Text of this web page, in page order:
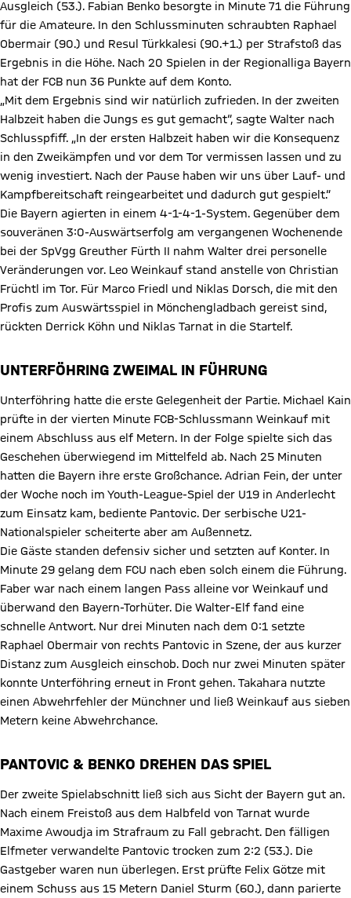
Ausgleich (53.). Fabian Benko besorgte in Minute 71 die Führung
für die Amateure. In den Schlussminuten schraubten Raphael
Obermair (90.) und Resul Türkkalesi (90.+1.) per Strafstoß das
Ergebnis in die Höhe. Nach 20 Spielen in der Regionalliga Bayern
hat der FCB nun 36 Punkte auf dem Konto.
„Mit dem Ergebnis sind wir natürlich zufrieden. In der zweiten
Halbzeit haben die Jungs es gut gemacht“, sagte Walter nach
Schlusspfiff. „In der ersten Halbzeit haben wir die Konsequenz
in den Zweikämpfen und vor dem Tor vermissen lassen und zu
wenig investiert. Nach der Pause haben wir uns über Lauf- und
Kampfbereitschaft reingearbeitet und dadurch gut gespielt.“
Die Bayern agierten in einem 4-1-4-1-System. Gegenüber dem
souveränen 3:0-Auswärtserfolg am vergangenen Wochenende
bei der SpVgg Greuther Fürth II nahm Walter drei personelle
Veränderungen vor. Leo Weinkauf stand anstelle von Christian
Früchtl im Tor. Für Marco Friedl und Niklas Dorsch, die mit den
Profis zum Auswärtsspiel in Mönchengladbach gereist sind,
rückten Derrick Köhn und Niklas Tarnat in die Startelf.
UNTERFÖHRING ZWEIMAL IN FÜHRUNG
Unterföhring hatte die erste Gelegenheit der Partie. Michael Kain
prüfte in der vierten Minute FCB-Schlussmann Weinkauf mit
einem Abschluss aus elf Metern. In der Folge spielte sich das
Geschehen überwiegend im Mittelfeld ab. Nach 25 Minuten
hatten die Bayern ihre erste Großchance. Adrian Fein, der unter
der Woche noch im Youth-League-Spiel der U19 in Anderlecht
zum Einsatz kam, bediente Pantovic. Der serbische U21-
Nationalspieler scheiterte aber am Außennetz.
Die Gäste standen defensiv sicher und setzten auf Konter. In
Minute 29 gelang dem FCU nach eben solch einem die Führung.
Faber war nach einem langen Pass alleine vor Weinkauf und
überwand den Bayern-Torhüter. Die Walter-Elf fand eine
schnelle Antwort. Nur drei Minuten nach dem 0:1 setzte
Raphael Obermair von rechts Pantovic in Szene, der aus kurzer
Distanz zum Ausgleich einschob. Doch nur zwei Minuten später
konnte Unterföhring erneut in Front gehen. Takahara nutzte
einen Abwehrfehler der Münchner und ließ Weinkauf aus sieben
Metern keine Abwehrchance.
PANTOVIC & BENKO DREHEN DAS SPIEL
Der zweite Spielabschnitt ließ sich aus Sicht der Bayern gut an.
Nach einem Freistoß aus dem Halbfeld von Tarnat wurde
Maxime Awoudja im Strafraum zu Fall gebracht. Den fälligen
Elfmeter verwandelte Pantovic trocken zum 2:2 (53.). Die
Gastgeber waren nun überlegen. Erst prüfte Felix Götze mit
einem Schuss aus 15 Metern Daniel Sturm (60.), dann parierte